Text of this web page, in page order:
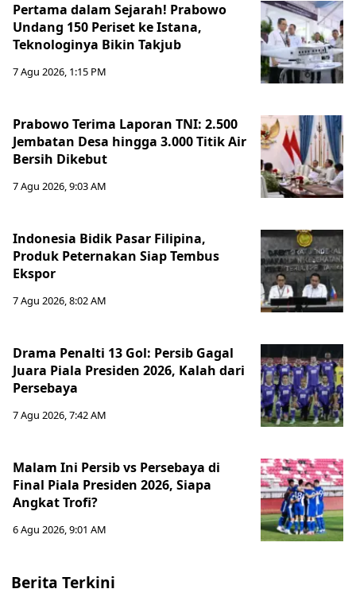
Pertama dalam Sejarah! Prabowo
Undang 150 Periset ke Istana,
Teknologinya Bikin Takjub
7 Agu 2026, 1:15 PM
Prabowo Terima Laporan TNI: 2.500
Jembatan Desa hingga 3.000 Titik Air
Bersih Dikebut
7 Agu 2026, 9:03 AM
Indonesia Bidik Pasar Filipina,
Produk Peternakan Siap Tembus
Ekspor
7 Agu 2026, 8:02 AM
Drama Penalti 13 Gol: Persib Gagal
Juara Piala Presiden 2026, Kalah dari
Persebaya
7 Agu 2026, 7:42 AM
Malam Ini Persib vs Persebaya di
Final Piala Presiden 2026, Siapa
Angkat Trofi?
6 Agu 2026, 9:01 AM
Berita Terkini